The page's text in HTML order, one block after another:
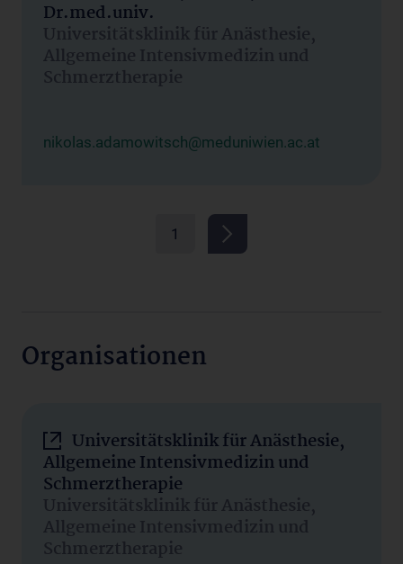
Dr.med.univ.
Universitätsklinik für Anästhesie,
Allgemeine Intensivmedizin und
Schmerztherapie
nikolas.adamowitsch@meduniwien.ac.at
1
Organisationen
Universitätsklinik für Anästhesie,
Allgemeine Intensivmedizin und
Schmerztherapie
Universitätsklinik für Anästhesie,
Allgemeine Intensivmedizin und
Schmerztherapie